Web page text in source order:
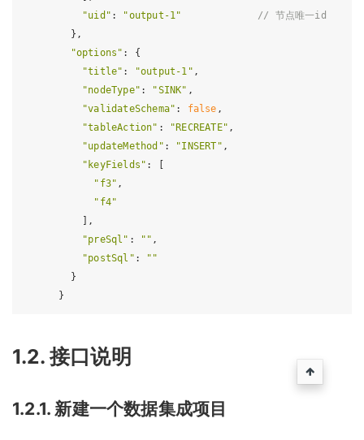
"uid" : "output-1"
// 节点唯一id
        },
"options" : {
"title" : "output-1" ,
"nodeType" : "SINK" ,
"validateSchema" : false ,
"tableAction" : "RECREATE" ,
"updateMethod" : "INSERT" ,
"keyFields" : [
"f3" ,
"f4"
          ],
"preSql" : "" ,
"postSql" :
""
        }
1.2. 接口说明
1.2.1. 新建一个数据集成项目